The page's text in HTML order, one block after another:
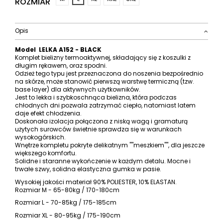
Opis
Model LELKA A152 - BLACK
Komplet bielizny termoaktywnej, składający się z koszulki z
długim rękawem, oraz spodni.
Odzież tego typu jest przeznaczona do noszenia bezpośrednio
na skórze, może stanowić pierwszą warstwę termiczną (tzw.
base layer) dla aktywnych użytkowników.
Jest to lekka i szybkoschnąca bielizna, która podczas
chłodnych dni pozwala zatrzymać ciepło, natomiast latem
daje efekt chłodzenia.
Doskonała izolacja połączona z niską wagą i gramaturą
użytych surowców świetnie sprawdza się w warunkach
wysokogórskich.
Wnętrze kompletu pokryte delikatnym ""meszkiem"", dla jeszcze
większego komfortu.
Solidne i staranne wykończenie w każdym detalu. Mocne i
trwałe szwy, solidna elastyczna gumka w pasie.
Wysokiej jakości materiał 90% POLIESTER, 10% ELASTAN.
Rozmiar M - 65-80kg / 170-180cm
Rozmiar L - 70-85kg / 175-185cm
Rozmiar XL - 80-95kg / 175-190cm